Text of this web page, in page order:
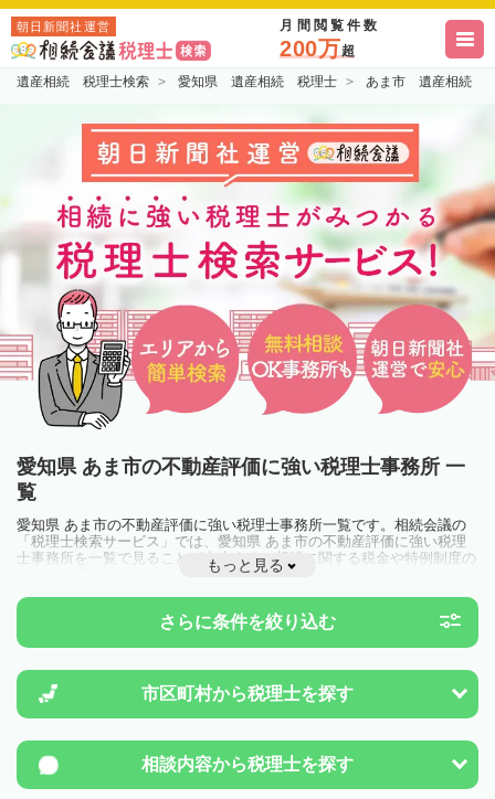
朝日新聞社運営 月間閲覧件数
200万超
遺産相続 税理士検索 愛知県 遺産相続 税理士 あま市 遺産相続
愛知県 あま市の不動産評価に強い税理士事務所 一
覧
愛知県 あま市の不動産評価に強い税理士事務所一覧です。相続会議の
「税理士検索サービス」では、愛知県 あま市の不動産評価に強い税理
士事務所を一覧で見ることが出来ます。相続に関する税金や特例制度の
ことは一度近隣の税理士に相談してみましょう。
もっと見る
さらに条件を絞り込む
市区町村から税理士を探す
相談内容から税理士を探す